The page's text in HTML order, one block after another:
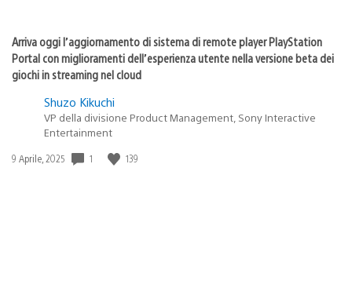
Arriva oggi l’aggiornamento di sistema di remote player PlayStation
Portal con miglioramenti dell’esperienza utente nella versione beta dei
giochi in streaming nel cloud
Shuzo Kikuchi
VP della divisione Product Management, Sony Interactive
Entertainment
Data
9 Aprile, 2025 1 139